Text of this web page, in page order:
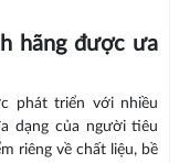
hãng được ưa
phát triển với nhiều
dạng của người tiêu
riêng về chất liệu, bề